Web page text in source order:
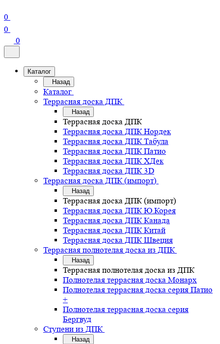
0
0
0
Каталог
Назад
Каталог
Террасная доска ДПК
Назад
Террасная доска ДПК
Террасная доска ДПК Нордек
Террасная доска ДПК Табула
Террасная доска ДПК Патио
Террасная доска ДПК ХДек
Террасная доска ДПК 3D
Террасная доска ДПК (импорт)
Назад
Террасная доска ДПК (импорт)
Террасная доска ДПК Ю.Корея
Террасная доска ДПК Канада
Террасная доска ДПК Китай
Террасная доска ДПК Швеция
Террасная полнотелая доска из ДПК
Назад
Террасная полнотелая доска из ДПК
Полнотелая террасная доска Монарх
Полнотелая террасная доска серия Патио
+
Полнотелая террасная доска серия
Бергвуд
Ступени из ДПК
Назад